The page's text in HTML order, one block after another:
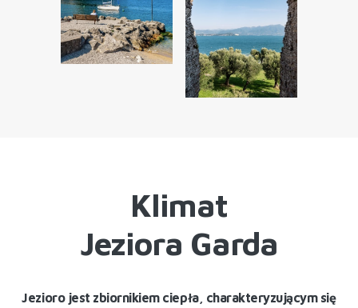
Klimat
Jeziora Garda
Jezioro jest zbiornikiem ciepła, charakteryzującym się